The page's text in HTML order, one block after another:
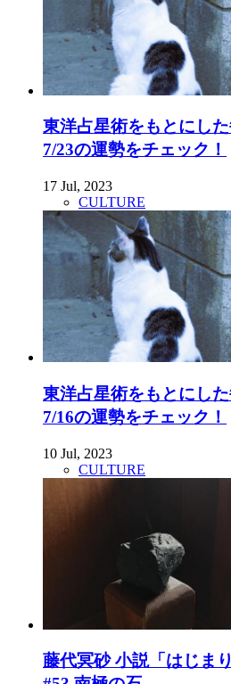
東洋占星術をもとにし
7/23の運勢をチェック！
17 Jul, 2023
CULTURE
東洋占星術をもとにし
7/16の運勢をチェック！
10 Jul, 2023
CULTURE
藤代冥砂 小説「はじま